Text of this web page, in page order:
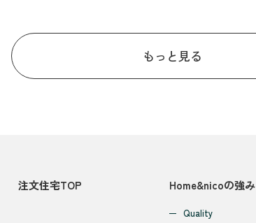
もっと見る
注文住宅TOP Home&nicoの強み
Quality